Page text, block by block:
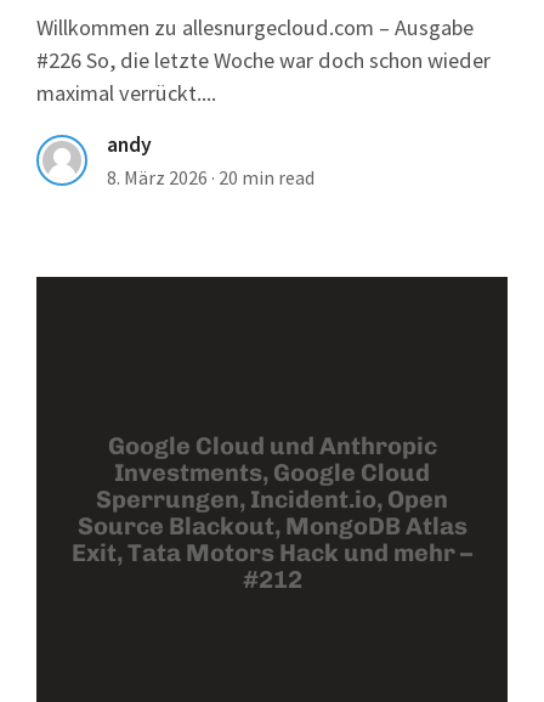
Willkommen zu allesnurgecloud.com – Ausgabe
#226 So, die letzte Woche war doch schon wieder
maximal verrückt....
andy
8. März 2026 · 20 min read
Google Cloud und Anthropic
Investments, Google Cloud
Sperrungen, Incident.io, Open
Source Blackout, MongoDB Atlas
Exit, Tata Motors Hack und mehr –
#212